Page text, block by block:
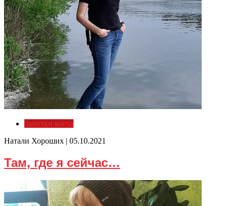
Заметки коуча
Натали Хороших | 05.10.2021
Там, где я сейчас…